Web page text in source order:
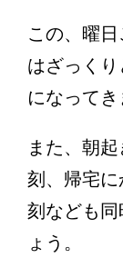
この、曜
はざっく
になってき
また、朝
刻、帰宅
刻なども
ょう。